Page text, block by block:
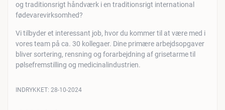
og traditionsrigt håndværk i en traditionsrigt international
fødevarevirksomhed?
Vi tilbyder et interessant job, hvor du kommer til at være med i
vores team på ca. 30 kollegaer. Dine primære arbejdsopgaver
bliver sortering, rensning og forarbejdning af grisetarme til
pølsefremstilling og medicinalindustrien.
INDRYKKET: 28-10-2024